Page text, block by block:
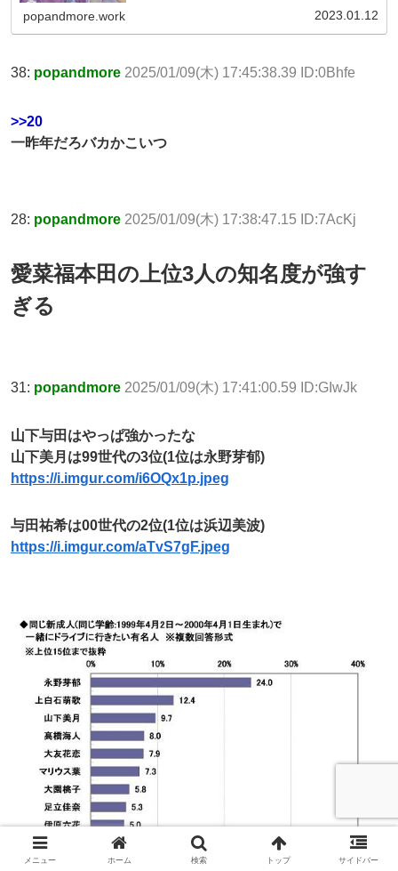
popandmore.work 2023.01.12
38: popandmore 2025/01/09(木) 17:45:38.39 ID:0Bhfe
>>20
一昨年だろバカかこいつ
28: popandmore 2025/01/09(木) 17:38:47.15 ID:7AcKj
愛菜福本田の上位3人の知名度が強す
ぎる
31: popandmore 2025/01/09(木) 17:41:00.59 ID:GIwJk
山下与田はやっぱ強かったな
山下美月は99世代の3位(1位は永野芽郁)
https://i.imgur.com/i6OQx1p.jpeg
与田祐希は00世代の2位(1位は浜辺美波)
https://i.imgur.com/aTvS7gF.jpeg
メニュー ホーム 検索 トップ サイドバー